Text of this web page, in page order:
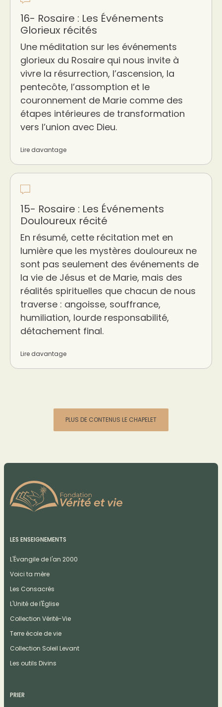
16- Rosaire : Les Événements
Glorieux récités
Une méditation sur les événements
glorieux du Rosaire qui nous invite à
vivre la résurrection, l’ascension, la
pentecôte, l’assomption et le
couronnement de Marie comme des
étapes intérieures de transformation
vers l’union avec Dieu.
Lire davantage
15- Rosaire : Les Événements
Douloureux récité
En résumé, cette récitation met en
lumière que les mystères douloureux ne
sont pas seulement des événements de
la vie de Jésus et de Marie, mais des
réalités spirituelles que chacun de nous
traverse : angoisse, souffrance,
humiliation, lourde responsabilité,
détachement final.
Lire davantage
PLUS DE CONTENUS LE CHAPELET
LES ENSEIGNEMENTS
L'Évangile de l'an 2000
Voici ta mère
Les Consacrés
L'Unité de l'Église
Collection Vérité-Vie
Terre école de vie
Collection Soleil Levant
Les outils Divins
PRIER